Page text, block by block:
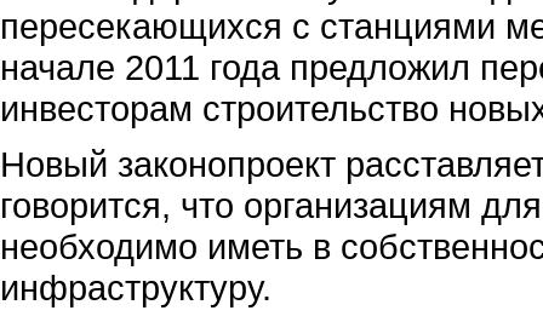
пересекающихся с станциями
начале 2011 года предложил
инвесторам строительство
Новый законопроект
говорится, что организациям
необходимо иметь в
инфраструктуру.